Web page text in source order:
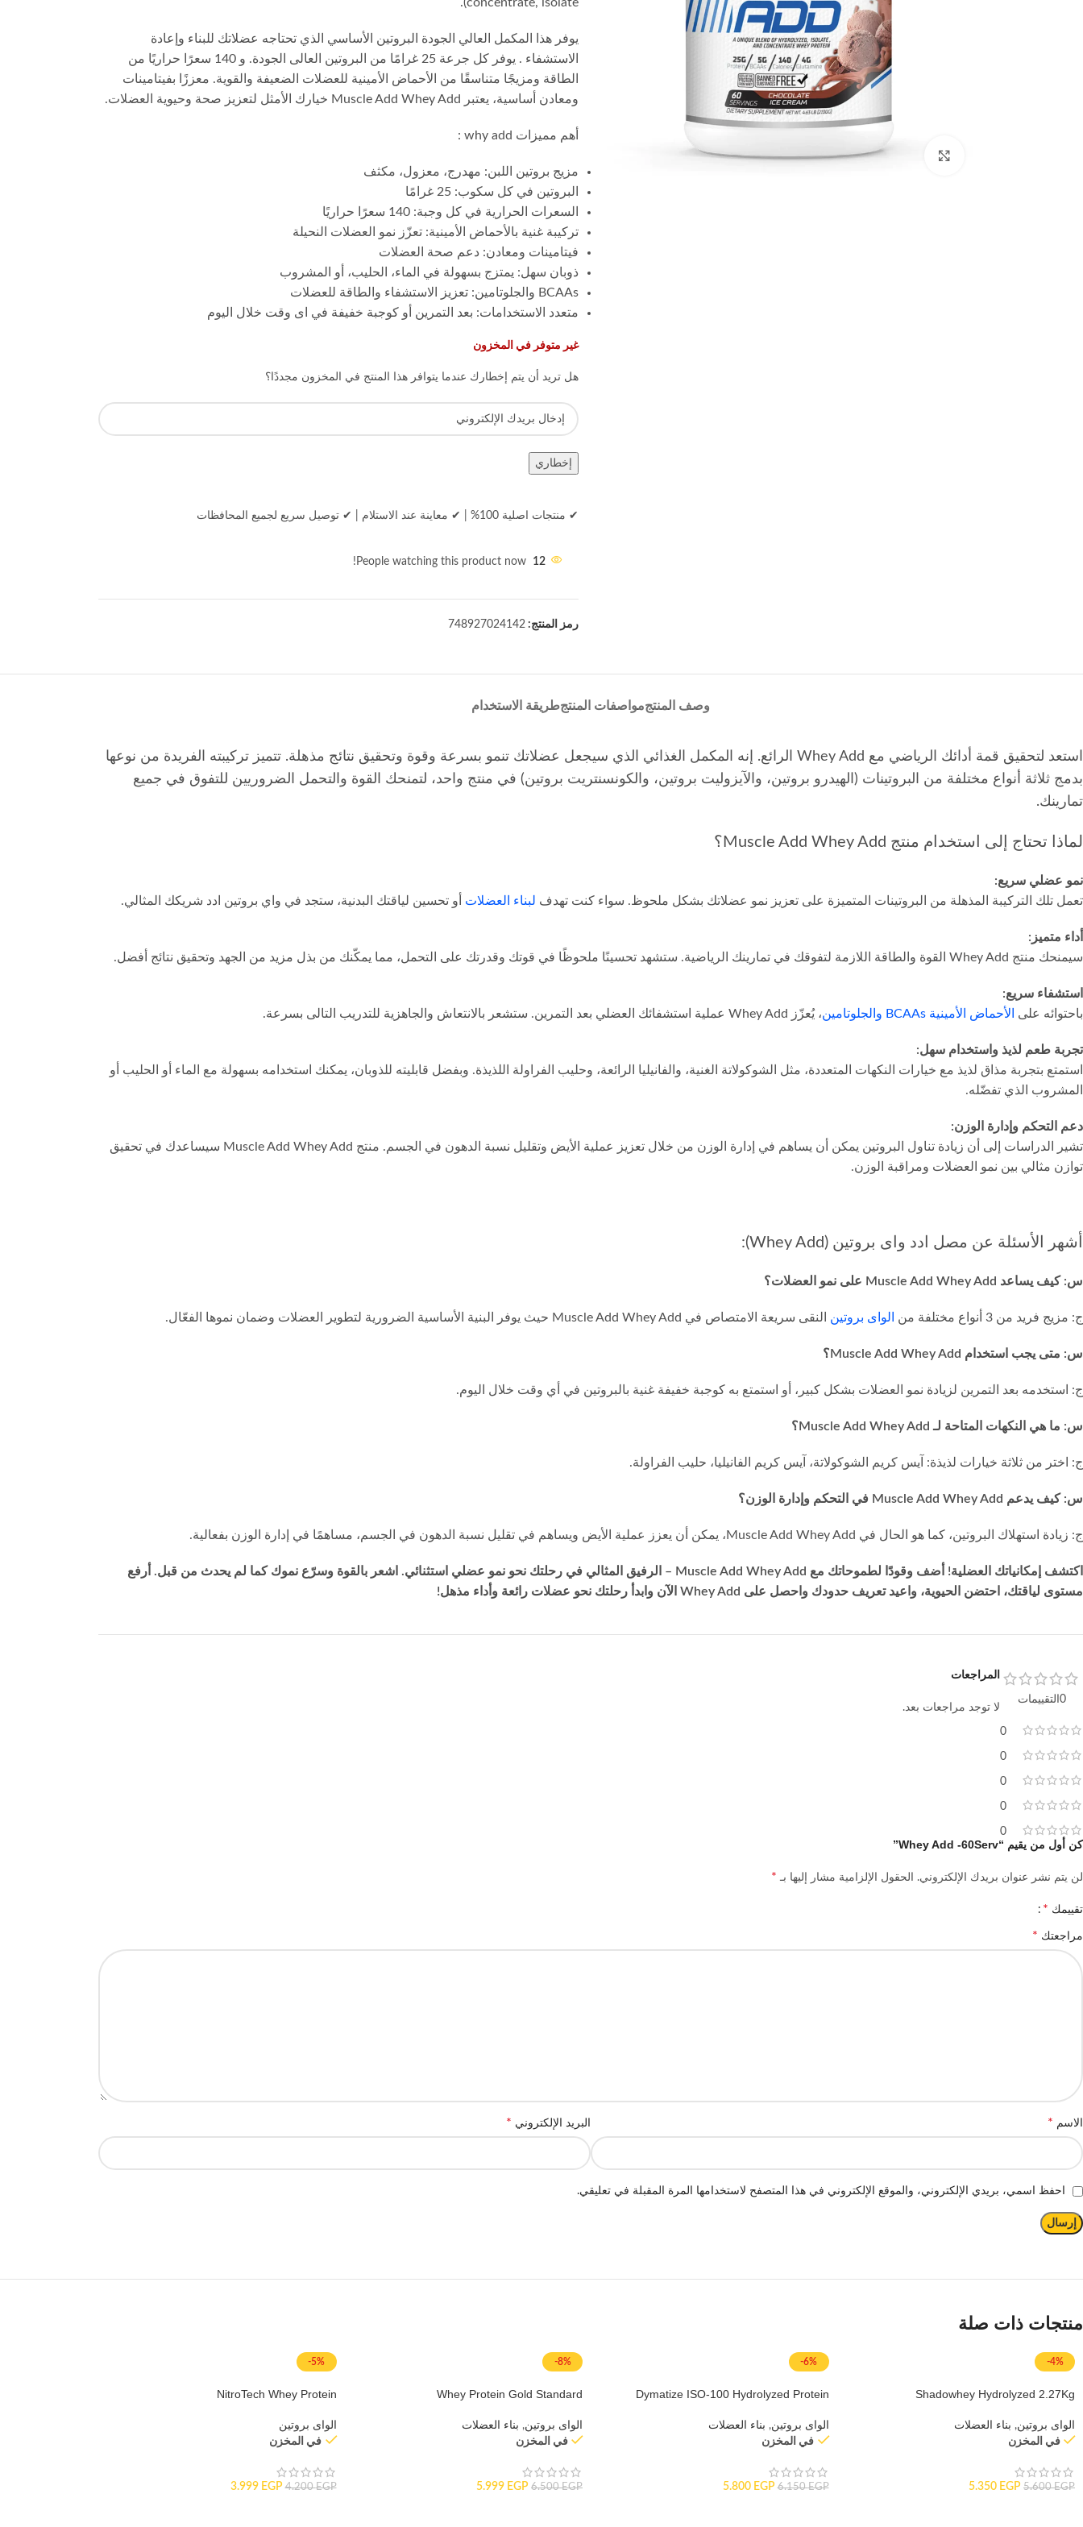
اضغط للتكبير
يوفر هذا المكمل العالي الجودة البروتين الأساسي الذي تحتاجه عضلاتك للبناء وإعادة
الاستشفاء . يوفر كل جرعة 25 غرامًا من البروتين العالى الجودة. و 140 سعرًا حراريًا من
الطاقة ومزيجًا متناسقًا من الأحماض الأمينية للعضلات الضعيفة والقوية. معززًا بفيتامينات
ومعادن أساسية، يعتبر Muscle Add Whey Add خيارك الأمثل لتعزيز صحة وحيوية العضلات.
أهم مميزات why add :
مزيج بروتين اللبن: مهدرج، معزول، مكثف
البروتين في كل سكوب: 25 غرامًا
السعرات الحرارية في كل وجبة: 140 سعرًا حراريًا
تركيبة غنية بالأحماض الأمينية: تعزّز نمو العضلات النحيلة
فيتامينات ومعادن: دعم صحة العضلات
ذوبان سهل: يمتزج بسهولة في الماء، الحليب، أو المشروب
BCAAs والجلوتامين: تعزيز الاستشفاء والطاقة للعضلات
متعدد الاستخدامات: بعد التمرين أو كوجبة خفيفة في اى وقت خلال اليوم
غير متوفر في المخزون
هل تريد أن يتم إخطارك عندما يتوافر هذا المنتج في المخزون مجددًا؟
إخطاري
✔ منتجات اصلية 100% ✔ معاينة عند الاستلام ✔ توصيل سريع لجميع المحافظات
12
People watching this product now!
رمز المنتج: 748927024142
وصف المنتجمواصفات المنتجطريقة الاستخدام
استعد لتحقيق قمة أدائك الرياضي مع Whey Add الرائع. إنه المكمل الغذائي الذي سيجعل عضلاتك تنمو بسرعة وقوة وتحقيق نتائج مذهلة. تتميز تركيبته الفريدة من نوعها
بدمج ثلاثة أنواع مختلفة من البروتينات (الهيدرو بروتين، والآيزوليت بروتين، والكونسنتريت بروتين) في منتج واحد، لتمنحك القوة والتحمل الضروريين للتفوق في جميع
تمارينك.
لماذا تحتاج إلى استخدام منتج Muscle Add Whey Add؟
نمو عضلي سريع:
تعمل تلك التركيبة المذهلة من البروتينات المتميزة على تعزيز نمو عضلاتك بشكل ملحوظ. سواء كنت تهدف لبناء العضلات أو تحسين لياقتك البدنية، ستجد في واي بروتين ادد شريكك المثالي.
أداء متميز:
سيمنحك منتج Whey Add القوة والطاقة اللازمة لتفوقك في تمارينك الرياضية. ستشهد تحسينًا ملحوظًا في قوتك وقدرتك على التحمل، مما يمكّنك من بذل مزيد من الجهد وتحقيق نتائج أفضل.
استشفاء سريع:
باحتوائه على
الأحماض الأمينية BCAAs والجلوتامين ، يُعزّز Whey Add عملية استشفائك العضلي بعد التمرين. ستشعر بالانتعاش والجاهزية للتدريب التالى بسرعة.
تجربة طعم لذيذ واستخدام سهل:
استمتع بتجربة مذاق لذيذ مع خيارات النكهات المتعددة، مثل الشوكولاتة الغنية، والفانيليا الرائعة، وحليب الفراولة اللذيذة. وبفضل قابليته للذوبان، يمكنك استخدامه بسهولة مع الماء أو الحليب أو
المشروب الذي تفضّله.
دعم التحكم وإدارة الوزن:
تشير الدراسات إلى أن زيادة تناول البروتين يمكن أن يساهم في إدارة الوزن من خلال تعزيز عملية الأيض وتقليل نسبة الدهون في الجسم. منتج Muscle Add Whey Add سيساعدك في تحقيق
توازن مثالي بين نمو العضلات ومراقبة الوزن.
أشهر الأسئلة عن مصل ادد واى بروتين (Whey Add):
س: كيف يساعد Muscle Add Whey Add على نمو العضلات؟
ج: مزيج فريد من 3 أنواع مختلفة من الواى بروتين النقى سريعة الامتصاص في Muscle Add Whey Add حيث يوفر البنية الأساسية الضرورية لتطوير العضلات وضمان نموها الفعّال.
س: متى يجب استخدام Muscle Add Whey Add؟
ج: استخدمه بعد التمرين لزيادة نمو العضلات بشكل كبير، أو استمتع به كوجبة خفيفة غنية بالبروتين في أي وقت خلال اليوم.
س: ما هي النكهات المتاحة لـ Muscle Add Whey Add؟
ج: اختر من ثلاثة خيارات لذيذة: آيس كريم الشوكولاتة، آيس كريم الفانيليا، حليب الفراولة.
س: كيف يدعم Muscle Add Whey Add في التحكم وإدارة الوزن؟
ج: زيادة استهلاك البروتين، كما هو الحال في Muscle Add Whey Add، يمكن أن يعزز عملية الأيض ويساهم في تقليل نسبة الدهون في الجسم، مساهمًا في إدارة الوزن بفعالية.
اكتشف إمكانياتك العضلية! أضف وقودًا لطموحاتك مع Muscle Add Whey Add – الرفيق المثالي في رحلتك نحو نمو عضلي استثنائي. اشعر بالقوة وسرّع نموك كما لم يحدث من قبل. أرفع
مستوى لياقتك، احتضن الحيوية، واعيد تعريف حدودك واحصل على Whey Add الآن وابدأ رحلتك نحو عضلات رائعة وأداء مذهل!
0التقييمات
0
0
0
0
0
المراجعات
لا توجد مراجعات بعد.
كن أول من يقيم “Whey Add -60Serv”
لن يتم نشر عنوان بريدك الإلكتروني. الحقول الإلزامية مشار إليها بـ *
تقييمك *
مراجعتك *
الاسم * البريد الإلكتروني *
احفظ اسمي، بريدي الإلكتروني، والموقع الإلكتروني في هذا المتصفح لاستخدامها المرة المقبلة في تعليقي.
منتجات ذات صلة
-4%
Shadowhey Hydrolyzed 2.27Kg
الواى بروتين, بناء العضلات
في المخزن
5.600EGP
5.350 EGP
-6%
Dymatize ISO-100 Hydrolyzed Protein
الواى بروتين, بناء العضلات
في المخزن
6.150EGP
5.800 EGP
-8%
Whey Protein Gold Standard
الواى بروتين, بناء العضلات
في المخزن
6.500EGP
5.999 EGP
-5%
NitroTech Whey Protein
الواى بروتين
في المخزن
4.200EGP
3.999 EGP